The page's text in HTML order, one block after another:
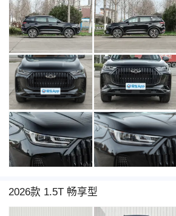
2026款 1.5T 畅享型